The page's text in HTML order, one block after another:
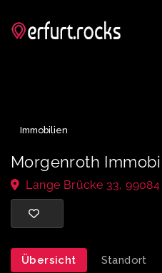
Morgenroth
Lange Brücke 33,
Übersicht Standort